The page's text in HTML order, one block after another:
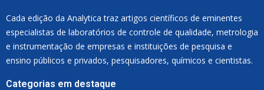
Cada edição da Analytica traz artigos científicos de eminentes
especialistas de laboratórios de controle de qualidade, metrologia
e instrumentação de empresas e instituições de pesquisa e
ensino públicos e privados, pesquisadores, químicos e cientistas.
Categorias em destaque